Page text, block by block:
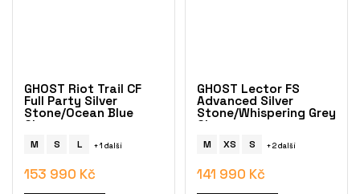
GHOST Riot Trail CF
Full Party Silver
Stone/Ocean Blue
Glossy
M S L + 1 další
153 990 Kč
GHOST Lector FS
Advanced Silver
Stone/Whispering Grey
Glossy
M XS S + 2 další
141 990 Kč